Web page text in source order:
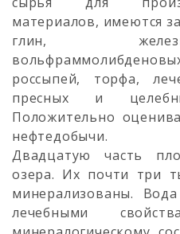
материалов, имеются
глин,
россыпей, торфа,
пресных и
Положительно
нефтедобычи.
Двадцатую часть
озера. Их почти три
минерализованы.
лечебными